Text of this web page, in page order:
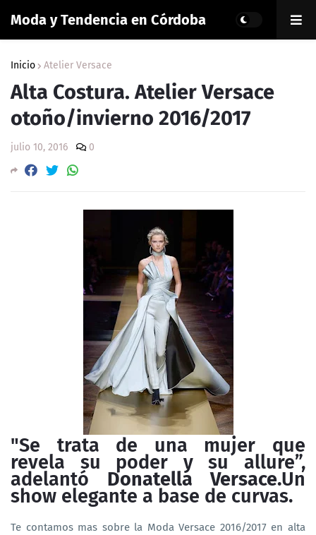
Moda y Tendencia en Córdoba
Inicio Atelier Versace
Alta Costura. Atelier Versace
otoño/invierno 2016/2017
julio 10, 2016 0
"Se trata de una mujer que
revela su poder y su allure”,
adelantó Donatella Versace.Un
show elegante a base de curvas.
Te contamos mas sobre la Moda Versace 2016/2017 en alta